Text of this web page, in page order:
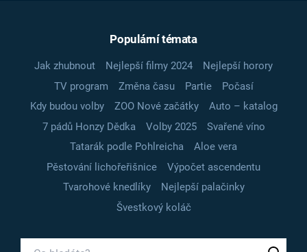
Populární témata
Jak zhubnout Nejlepší filmy 2024
Nejlepší horory
TV program
Změna času Partie
Počasí
Kdy budou volby
ZOO Nové začátky
Auto – katalog
7 pádů Honzy Dědka
Volby 2025
Svařené víno
Tatarák podle Pohlreicha
Aloe vera
Pěstování lichořeřišnice
Výpočet ascendentu
Tvarohové knedlíky
Nejlepší palačinky
Švestkový koláč